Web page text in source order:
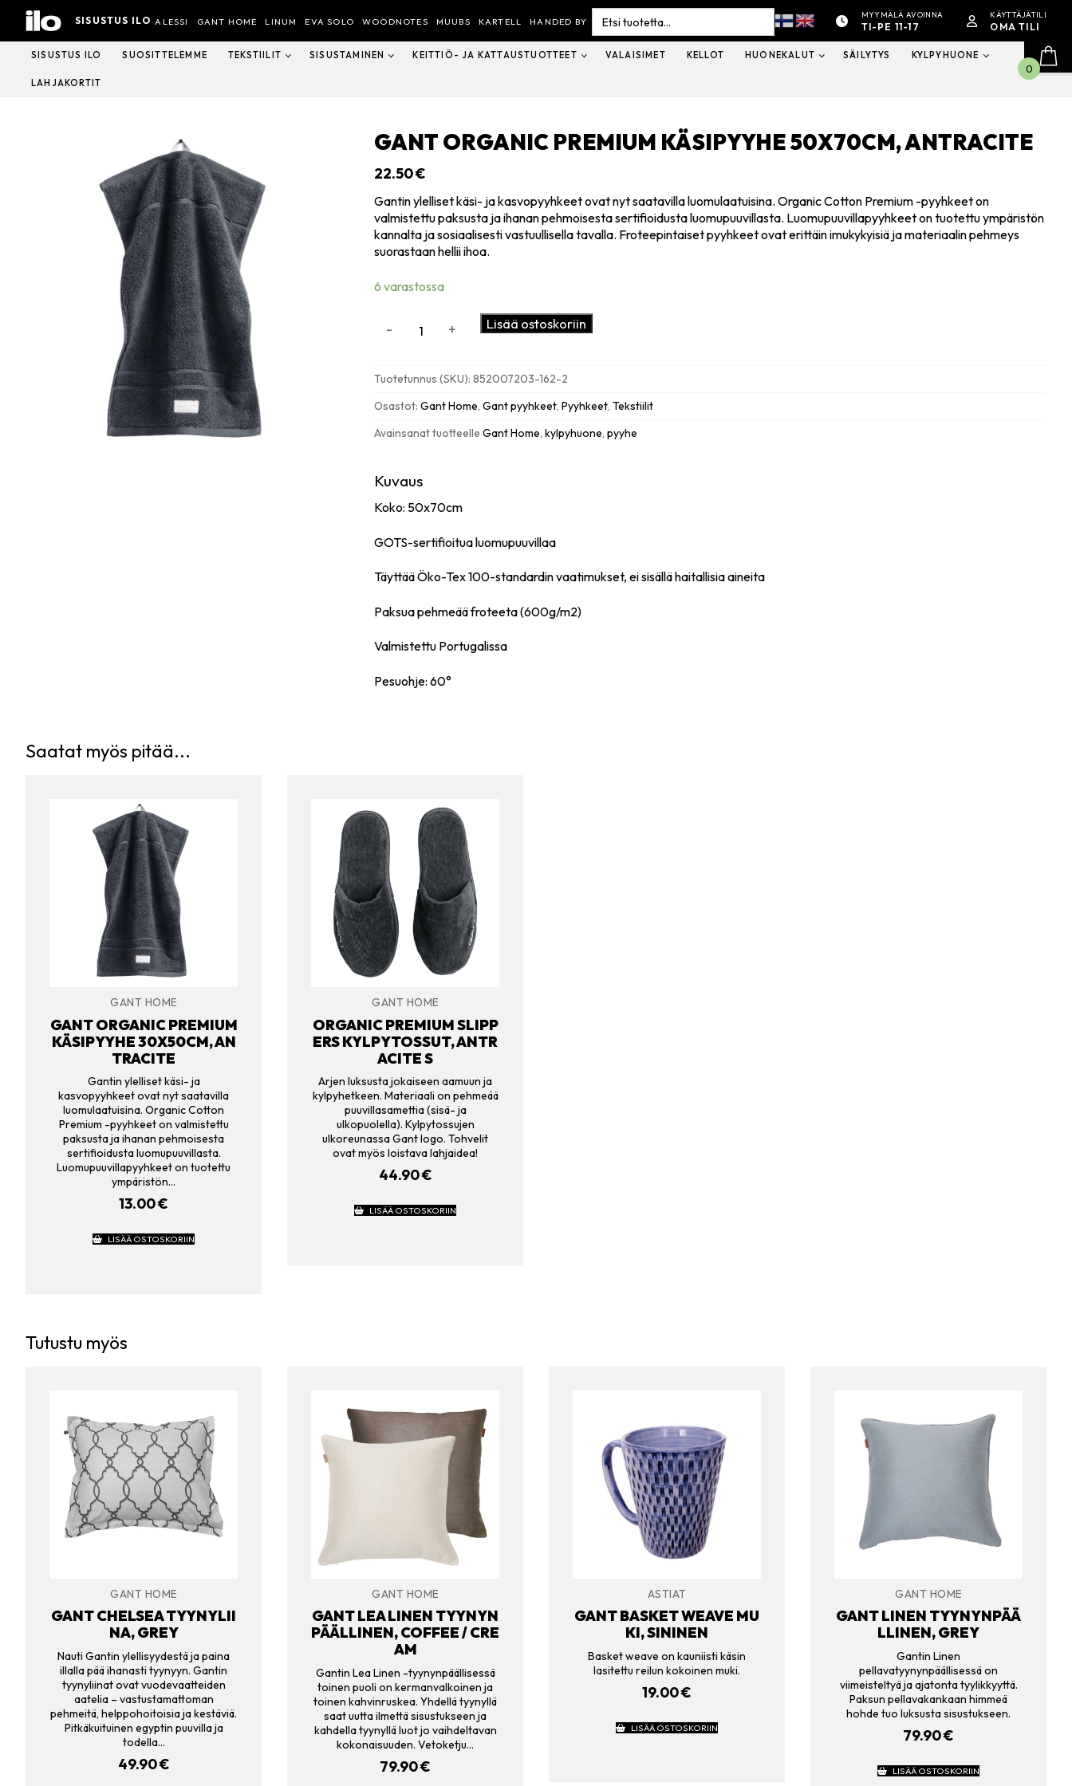
Hyppää
sisältöön
SISUSTUS ILO ALESSI GANT HOME LINUM EVA SOLO WOODNOTES MUUBS KARTELL HANDED BY
Search
for:
MYYMÄLÄ AVOINNA
TI-PE 11-17
KÄYTTÄJÄTILI
OMA TILI
SISUSTUS ILO SUOSITTELEMME TEKSTIILIT SISUSTAMINEN KEITTIÖ- JA KATTAUSTUOTTEET VALAISIMET KELLOT HUONEKALUT SÄILYTYS KYLPYHUONE
LAHJAKORTIT
GANT ORGANIC PREMIUM KÄSIPYYHE 50X70CM, ANTRACITE
22.50€
Gantin ylelliset käsi- ja kasvopyyhkeet ovat nyt saatavilla luomulaatuisina. Organic Cotton Premium -pyyhkeet on
valmistettu paksusta ja ihanan pehmoisesta sertifioidusta luomupuuvillasta. Luomupuuvillapyyhkeet on tuotettu ympäristön
kannalta ja sosiaalisesti vastuullisella tavalla. Froteepintaiset pyyhkeet ovat erittäin imukykyisiä ja materiaalin pehmeys
suorastaan hellii ihoa.
6 varastossa
50X70cm,
antracite
- + Lisää ostoskoriin
Tuotetunnus (SKU):852007203-162-2
Osastot:Gant Home,Gant pyyhkeet,Pyyhkeet,Tekstiilit
Avainsanat tuotteelleGant Home,kylpyhuone,pyyhe
Kuvaus
Koko: 50x70cm
GOTS-sertifioitua luomupuuvillaa
Täyttää Öko-Tex 100-standardin vaatimukset, ei sisällä haitallisia aineita
Paksua pehmeää froteeta (600g/m2)
Valmistettu Portugalissa
Pesuohje: 60°
Saatat myös pitää...
GANT HOME
GANT ORGANIC PREMIUM
KÄSIPYYHE 30X50CM, AN
TRACITE
Gantin ylelliset käsi- ja
kasvopyyhkeet ovat nyt saatavilla
luomulaatuisina. Organic Cotton
Premium -pyyhkeet on valmistettu
paksusta ja ihanan pehmoisesta
sertifioidusta luomupuuvillasta.
Luomupuuvillapyyhkeet on tuotettu
ympäristön…
13.00€
LISÄÄ OSTOSKORIIN
GANT HOME
ORGANIC PREMIUM SLIPP
ERS KYLPYTOSSUT, ANTR
ACITE S
Arjen luksusta jokaiseen aamuun ja
kylpyhetkeen. Materiaali on pehmeää
puuvillasamettia (sisä- ja
ulkopuolella). Kylpytossujen
ulkoreunassa Gant logo. Tohvelit
ovat myös loistava lahjaidea!
44.90€
LISÄÄ OSTOSKORIIN
Tutustu myös
GANT HOME
GANT CHELSEA TYYNYLII
NA, GREY
Nauti Gantin ylellisyydestä ja paina
illalla pää ihanasti tyynyyn. Gantin
tyynyliinat ovat vuodevaatteiden
aatelia – vastustamattoman
pehmeitä, helppohoitoisia ja kestäviä.
Pitkäkuituinen egyptin puuvilla ja
todella…
49.90€
GANT HOME
GANT LEA LINEN TYYNYN
PÄÄLLINEN, COFFEE / CRE
AM
Gantin Lea Linen -tyynynpäällisessä
toinen puoli on kermanvalkoinen ja
toinen kahvinruskea. Yhdellä tyynyllä
saat uutta ilmettä sisustukseen ja
kahdella tyynyllä luot jo vaihdeltavan
kokonaisuuden. Vetoketju…
79.90€
ASTIAT
GANT BASKET WEAVE MU
KI, SININEN
Basket weave on kauniisti käsin
lasitettu reilun kokoinen muki.
19.00€
LISÄÄ OSTOSKORIIN
GANT HOME
GANT LINEN TYYNYNPÄÄ
LLINEN, GREY
Gantin Linen
pellavatyynynpäällisessä on
viimeisteltyä ja ajatonta tyylikkyyttä.
Paksun pellavakankaan himmeä
hohde tuo luksusta sisustukseen.
79.90€
LISÄÄ OSTOSKORIIN
0